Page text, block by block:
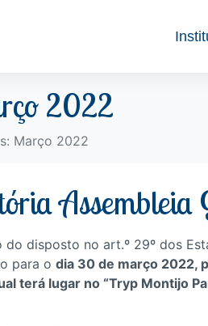
2022
Março 2022
Assembleia
do disposto no art.º 29º dos
para o dia 30 de março 2022,
terá lugar no “Tryp Montijo